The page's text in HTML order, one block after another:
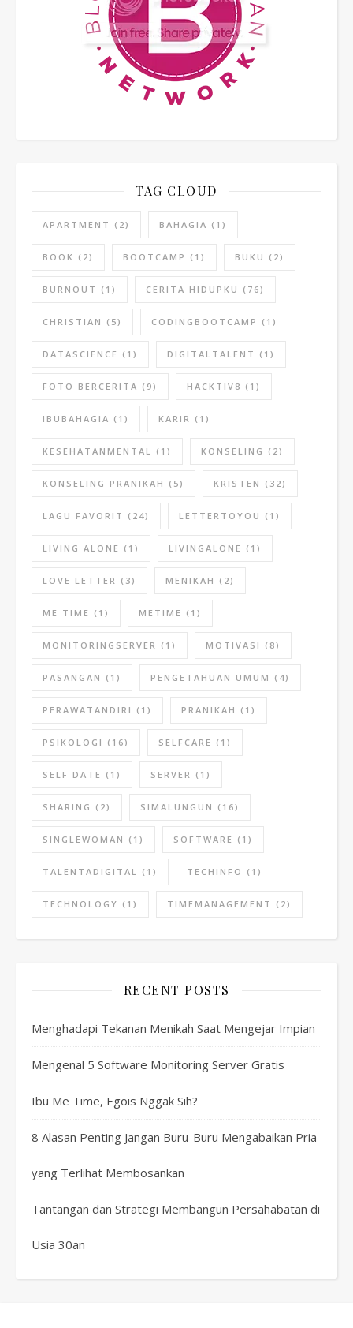
TAG CLOUD
APARTMENT (2) BAHAGIA (1)
BOOK (2) BOOTCAMP (1) BUKU (2)
BURNOUT (1) CERITA HIDUPKU (76)
CHRISTIAN (5) CODINGBOOTCAMP (1)
DATASCIENCE (1) DIGITALTALENT (1)
FOTO BERCERITA (9) HACKTIV8 (1)
IBUBAHAGIA (1) KARIR (1)
KESEHATANMENTAL (1) KONSELING (2)
KONSELING PRANIKAH (5) KRISTEN (32)
LAGU FAVORIT (24) LETTERTOYOU (1)
LIVING ALONE (1) LIVINGALONE (1)
LOVE LETTER (3) MENIKAH (2)
ME TIME (1) METIME (1)
MONITORINGSERVER (1) MOTIVASI (8)
PASANGAN (1) PENGETAHUAN UMUM (4)
PERAWATANDIRI (1) PRANIKAH (1)
PSIKOLOGI (16) SELFCARE (1)
SELF DATE (1) SERVER (1)
SHARING (2) SIMALUNGUN (16)
SINGLEWOMAN (1) SOFTWARE (1)
TALENTADIGITAL (1) TECHINFO (1)
TECHNOLOGY (1) TIMEMANAGEMENT (2)
RECENT POSTS
Menghadapi Tekanan Menikah Saat Mengejar Impian
Mengenal 5 Software Monitoring Server Gratis
Ibu Me Time, Egois Nggak Sih?
8 Alasan Penting Jangan Buru-Buru Mengabaikan Pria
yang Terlihat Membosankan
Tantangan dan Strategi Membangun Persahabatan di
Usia 30an